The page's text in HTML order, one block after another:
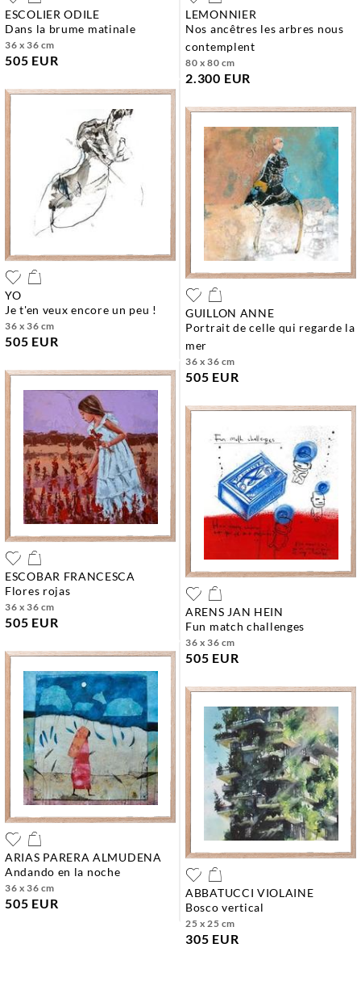
ESCOLIER ODILE
dans la brume matinale
36 x 36 cm
505 EUR
LEMONNIER
nos ancêtres les arbres nous
contemplent
80 x 80 cm
2.300 EUR
YO
je t'en veux encore un peu !
36 x 36 cm
505 EUR
GUILLON ANNE
portrait de celle qui regarde la
mer
36 x 36 cm
505 EUR
ESCOBAR FRANCESCA
flores rojas
36 x 36 cm
505 EUR
ARENS JAN HEIN
fun match challenges
36 x 36 cm
505 EUR
ARIAS PARERA ALMUDENA
andando en la noche
36 x 36 cm
505 EUR
ABBATUCCI VIOLAINE
bosco vertical
25 x 25 cm
305 EUR